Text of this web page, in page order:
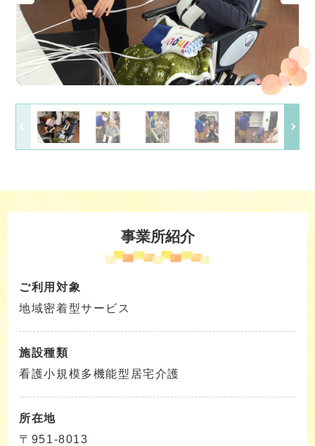
事業所紹介
ご利用対象
地域密着型サービス
施設種類
看護小規模多機能型居宅介護
所在地
〒951-8013